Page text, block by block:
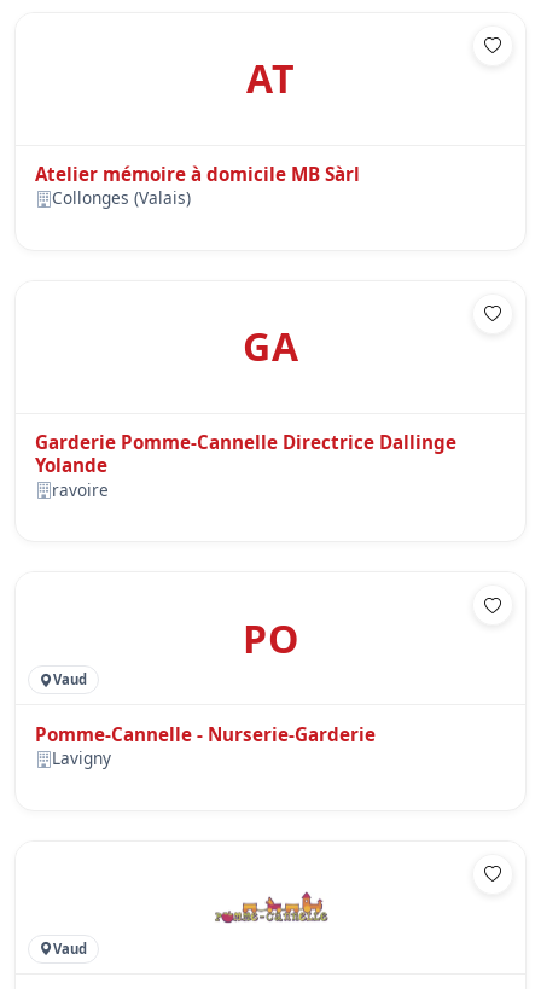
AT
Atelier mémoire à domicile MB Sàrl
Collonges (Valais)
GA
Garderie Pomme-Cannelle Directrice Dallinge
Yolande
ravoire
PO
Vaud
Pomme-Cannelle - Nurserie-Garderie
Lavigny
Vaud